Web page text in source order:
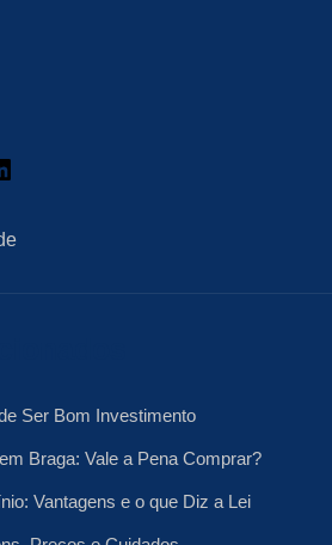
Ser Bom Investimento
Braga: Vale a Pena Comprar?
Vantagens e o que Diz a Lei